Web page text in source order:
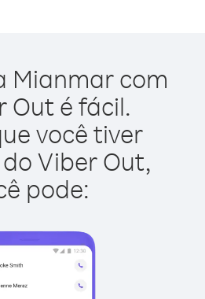
Mianmar com
Out é fácil.
você tiver
Viber Out,
pode: